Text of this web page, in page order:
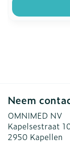
Neem
OMNIMED NV
Kapelsestraat
2950 Kapellen